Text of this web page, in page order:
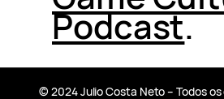
Podcast.
© 2024 Julio Costa Neto – Todos